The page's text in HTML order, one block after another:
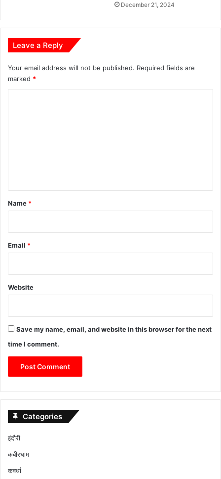
December 21, 2024
Leave a Reply
Your email address will not be published. Required fields are
marked *
*
Name *
Email *
Website
Save my name, email, and website in this browser for the next
time I comment.
Categories
इंदौरी
कबीरधाम
कवर्धा